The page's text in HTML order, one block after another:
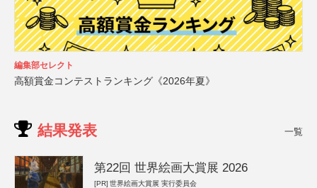
編集部セレクト
高額賞金コンテストランキング《2026年夏》
結果発表 一覧
第22回 世界絵画大賞展 2026
[PR] 世界絵画大賞展 実行委員会